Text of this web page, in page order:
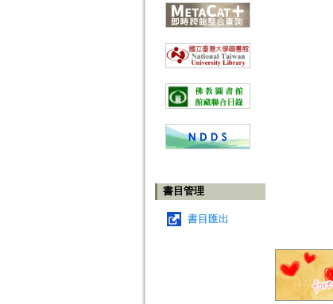
書目管理
書目匯出